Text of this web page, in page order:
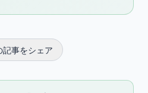
記事をシェア